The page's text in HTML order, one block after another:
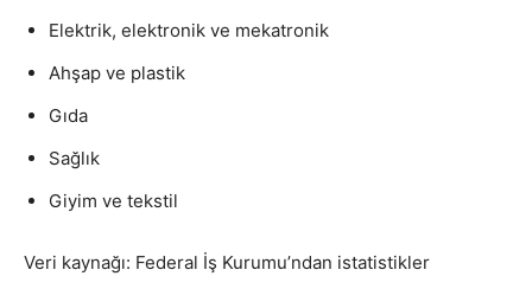
Elektrik, elektronik ve mekatronik
Ahşap ve plastik
Gıda
Sağlık
Giyim ve tekstil
Veri kaynağı: Federal İş Kurumu’ndan istatistikler